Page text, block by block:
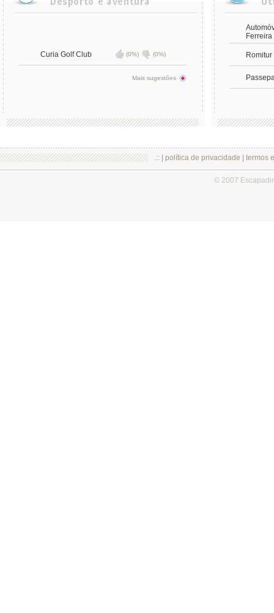
Curia Golf Club (0%) (0%)
Mais sugestões
Ferreira
Romitur
.:: | política de privacidade termos
© 2007